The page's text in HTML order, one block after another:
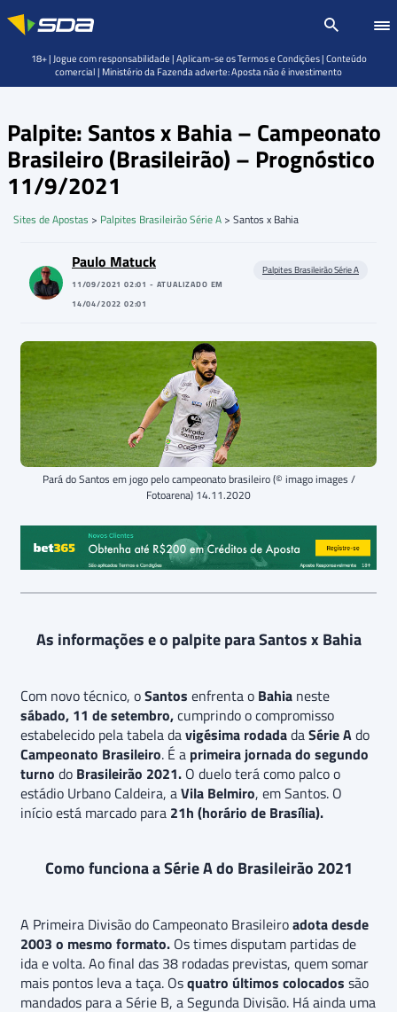
Palpite: Santos x Bahia – Campeonato
Brasileiro (Brasileirão) – Prognóstico
11/9/2021
Sites de Apostas > Palpites Brasileirão Série A > Santos x Bahia
Paulo Matuck
11/09/2021 02:01 - ATUALIZADO EM
14/04/2022 02:01
Palpites Brasileirão Série A
Pará do Santos em jogo pelo campeonato brasileiro (© imago images /
Fotoarena) 14.11.2020
As informações e o palpite para Santos x Bahia
Com novo técnico, oSantos enfrenta o Bahia neste
sábado, 11 de setembro,cumprindo o compromisso
estabelecido pela tabela davigésima rodadadaSérie Ado
Campeonato Brasileiro. É a primeira jornada do segundo
turno do Brasileirão 2021. O duelo terá como palco o
estádio Urbano Caldeira, aVila Belmiro, em Santos. O
início está marcado para 21h (horário de Brasília).
Como funciona a Série A do Brasileirão 2021
A Primeira Divisão do Campeonato Brasileiroadota desde
2003 o mesmo formato. Os times disputam partidas de
ida e volta. Ao final das 38 rodadas previstas, quem somar
mais pontos leva a taça. Osquatro últimos colocados são
mandados para a Série B, a Segunda Divisão. Há ainda uma
18+ | Jogue com responsabilidade | Aplicam-se os Termos e Condições | Conteúdo
comercial | Ministério da Fazenda adverte: Aposta não é investimento